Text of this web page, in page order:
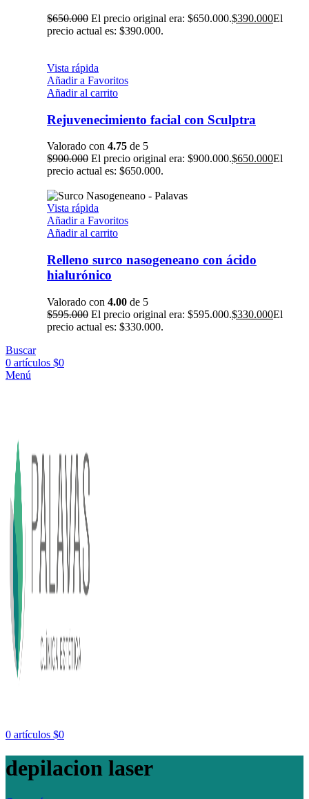
$650.000 El precio original era: $650.000.$390.000El
precio actual es: $390.000.
Vista rápida
Añadir a Favoritos
Añadir al carrito
Rejuvenecimiento facial con Sculptra
Valorado con 4.75 de 5
$900.000 El precio original era: $900.000.$650.000El
precio actual es: $650.000.
Vista rápida
Añadir a Favoritos
Añadir al carrito
Relleno surco nasogeneano con ácido
hialurónico
Valorado con 4.00 de 5
$595.000 El precio original era: $595.000.$330.000El
precio actual es: $330.000.
Buscar
0 artículos $0
Menú
0 artículos $0
depilacion laser